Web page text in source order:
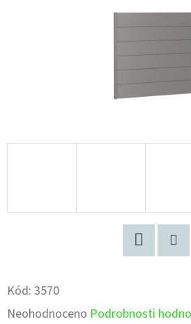
Kód: 3570
Průměrné
Neohodnoceno Podrobnosti